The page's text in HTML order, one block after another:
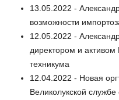
13.05.2022 -
возможности
12.05.2022 -
директором и активом
техникума
12.04.2022 - Новая
Великолукской